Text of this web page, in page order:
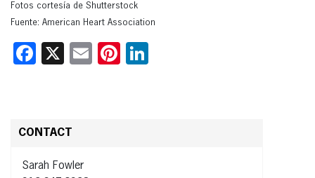
Fotos cortesía de Shutterstock
Fuente: American Heart Association
Facebook
X EmailPinterest
CONTACT
Sarah Fowler